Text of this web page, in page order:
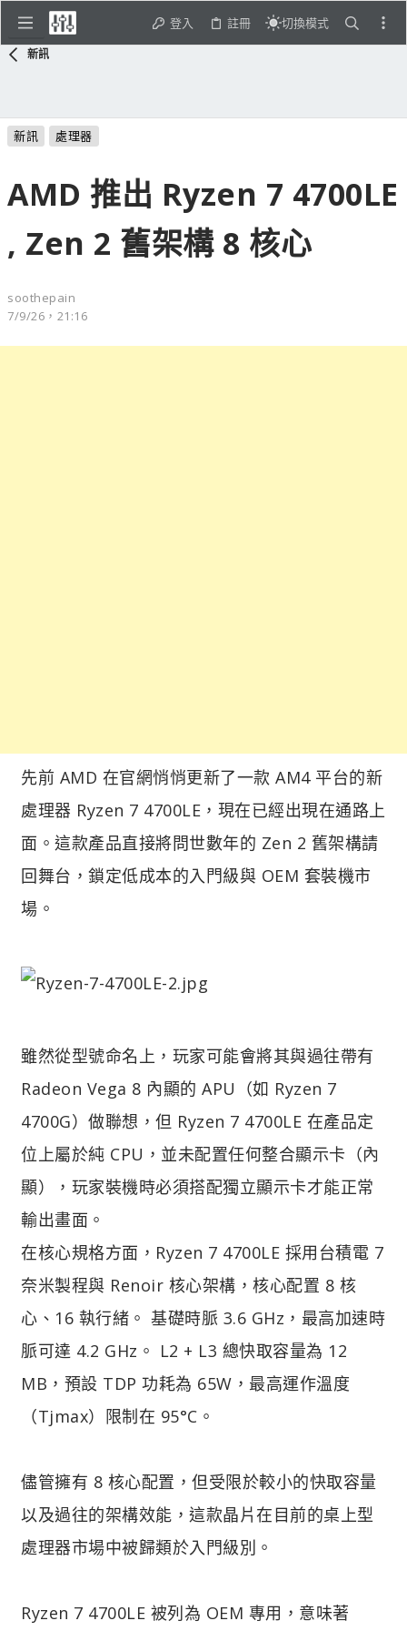
登入 註冊 切換模式
新訊
新訊 處理器
AMD 推出 Ryzen 7 4700LE
, Zen 2 舊架構 8 核心
soothepain
7/9/26，21:16
先前 AMD 在官網悄悄更新了一款 AM4 平台的新
處理器 Ryzen 7 4700LE，現在已經出現在通路上
面。這款產品直接將問世數年的 Zen 2 舊架構請
回舞台，鎖定低成本的入門級與 OEM 套裝機市
場。
雖然從型號命名上，玩家可能會將其與過往帶有
Radeon Vega 8 內顯的 APU（如 Ryzen 7
4700G）做聯想，但 Ryzen 7 4700LE 在產品定
位上屬於純 CPU，並未配置任何整合顯示卡（內
顯），玩家裝機時必須搭配獨立顯示卡才能正常
輸出畫面。
在核心規格方面，Ryzen 7 4700LE 採用台積電 7
奈米製程與 Renoir 核心架構，核心配置 8 核
心、16 執行緒。 基礎時脈 3.6 GHz，最高加速時
脈可達 4.2 GHz。 L2 + L3 總快取容量為 12
MB，預設 TDP 功耗為 65W，最高運作溫度
（Tjmax）限制在 95°C。
儘管擁有 8 核心配置，但受限於較小的快取容量
以及過往的架構效能，這款晶片在目前的桌上型
處理器市場中被歸類於入門級別。
Ryzen 7 4700LE 被列為 OEM 專用，意味著